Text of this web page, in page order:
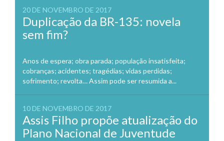
20 DE NOVEMBRO DE 2017
Duplicação da BR-135: novela
sem fim?
Anos de espera; obra parada; população insatisfeita;
cobranças; acidentes; tragédias; vidas perdidas;
sofrimento; revolta… Assim pode ser resumida a...
10 DE NOVEMBRO DE 2017
Assis Filho propõe atualização do
Plano Nacional de Juventude